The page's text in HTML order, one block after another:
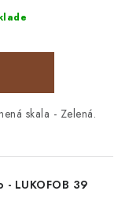
skala - Zelená.
LUKOFOB 39